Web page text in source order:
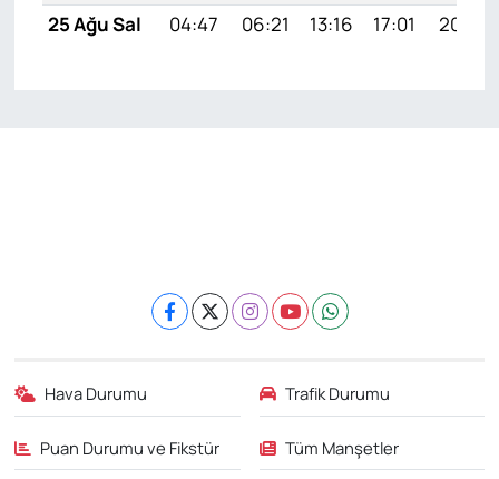
25 Ağu Sal
04:47 06:21 13:16 17:01 20:02
Hava Durumu Trafik Durumu
Puan Durumu ve Fikstür Tüm Manşetler